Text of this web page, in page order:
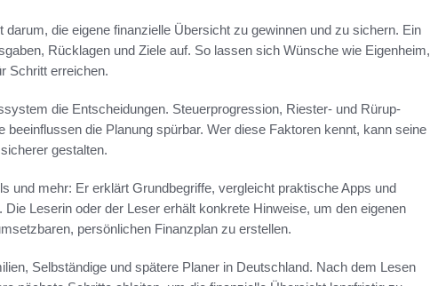
die eigene finanzielle Übersicht zu gewinnen und zu sichern. Ein
Rücklagen und Ziele auf. So lassen sich Wünsche wie Eigenheim,
Schritt erreichen.
die Entscheidungen. Steuerprogression, Riester- und Rürup-
die Planung spürbar. Wer diese Faktoren kennt, kann seine
gestalten.
und mehr: Er erklärt Grundbegriffe, vergleicht praktische Apps und
Leserin oder der Leser erhält konkrete Hinweise, um den eigenen
persönlichen Finanzplan zu erstellen.
Selbständige und spätere Planer in Deutschland. Nach dem Lesen